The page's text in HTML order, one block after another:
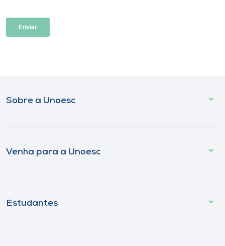
Sobre a Unoesc
Venha para a Unoesc
Estudantes